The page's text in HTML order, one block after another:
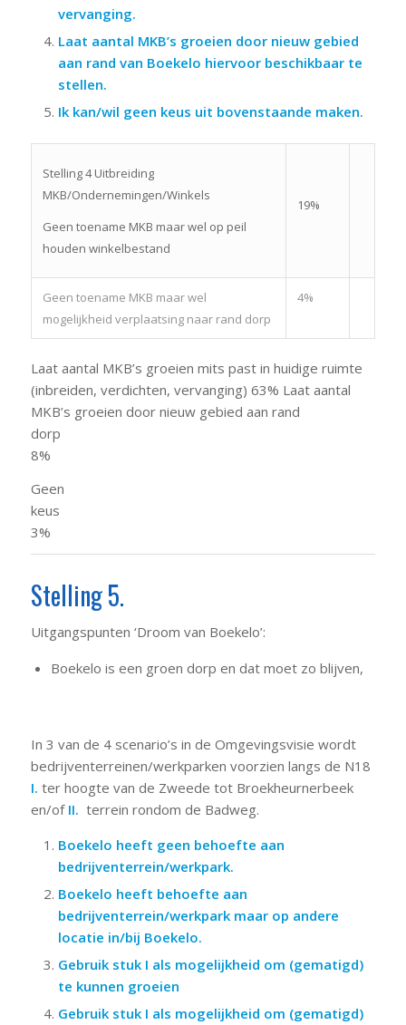
vervanging.
Laat aantal MKB’s groeien door nieuw gebied
aan rand van Boekelo hiervoor beschikbaar te
stellen.
Ik kan/wil geen keus uit bovenstaande maken.
Stelling 4 Uitbreiding
MKB/Ondernemingen/Winkels
Geen toename MKB maar wel op peil
houden winkelbestand
19%
Geen toename MKB maar wel
mogelijkheid verplaatsing naar rand dorp
4%
Laat aantal MKB’s groeien mits past in huidige ruimte
(inbreiden, verdichten, vervanging) 63% Laat aantal
MKB’s groeien door nieuw gebied aan rand
8%
Geen
3%
Stelling 5.
Uitgangspunten ‘Droom van Boekelo’:
Boekelo is een groen dorp en dat moet zo blijven,
In 3 van de 4 scenario’s in de Omgevingsvisie wordt
bedrijventerreinen/werkparken voorzien langs de N18
I. ter hoogte van de Zweede tot Broekheurnerbeek
en/of II. terrein rondom de Badweg.
Boekelo heeft geen behoefte aan
bedrijventerrein/werkpark.
Boekelo heeft behoefte aan
bedrijventerrein/werkpark maar op andere
locatie in/bij Boekelo.
Gebruik stuk I als mogelijkheid om (gematigd)
te kunnen groeien
Gebruik stuk I als mogelijkheid om (gematigd)